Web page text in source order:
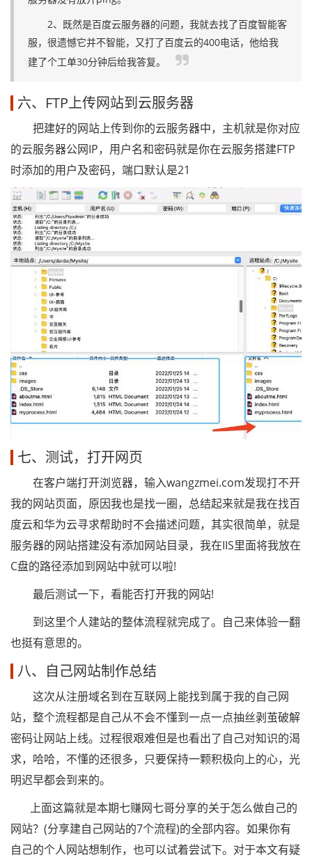
2、既然是百度云服务器的问题，我就去找了百度智能客
服，很遗憾它并不智能，又打了百度云的400电话，他给我
建了个工单30分钟后给我答复。
六、FTP上传网站到云服务器
把建好的网站上传到你的云服务器中，主机就是你对应
的云服务器公网IP，用户名和密码就是你在云服务搭建FTP
时添加的用户及密码，端口默认是21
七、测试，打开网页
在客户端打开浏览器，输入wangzmei.com发现打不开
我的网站页面，原因我也是找一圈，总结起来就是我在找百
度云和华为云寻求帮助时不会描述问题，其实很简单，就是
服务器的网站搭建没有添加网站目录，我在IIS里面将我放在
C盘的路径添加到网站中就可以啦!
最后测试一下，看能否打开我的网站!
到这里个人建站的整体流程就完成了。自己来体验一翻
也挺有意思的。
八、自己网站制作总结
这次从注册域名到在互联网上能找到属于我的自己网
站，整个流程都是自己从不会不懂到一点一点抽丝剥茧破解
密码让网站上线。过程很艰难但是也看出了自己对知识的渴
求，哈哈，不懂的还很多，只要保持一颗积极向上的心，光
明迟早都会到来的。
上面这篇就是本期七赚网七哥分享的关于怎么做自己的
网站？(分享建自己网站的7个流程)的全部内容。如果你有
自己的个人网站想制作，也可以试着尝试下。对于本文有疑